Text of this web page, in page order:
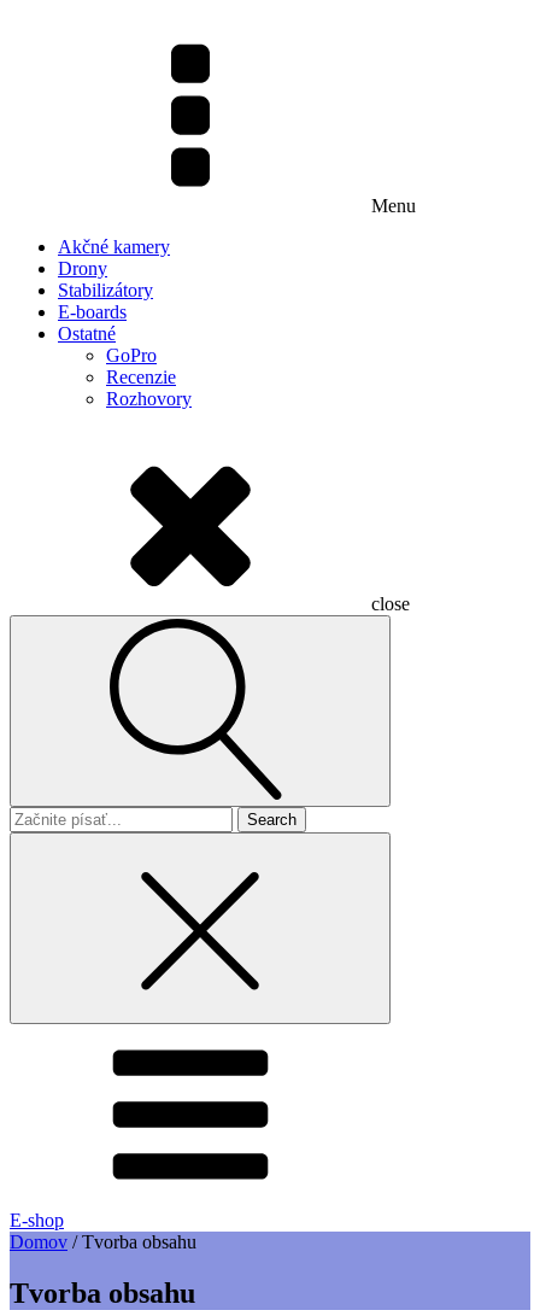
Menu
Akčné kamery
Drony
Stabilizátory
E-boards
Ostatné
GoPro
Recenzie
Rozhovory
close
Search
for
E-shop
Domov /Tvorba obsahu
Tvorba obsahu